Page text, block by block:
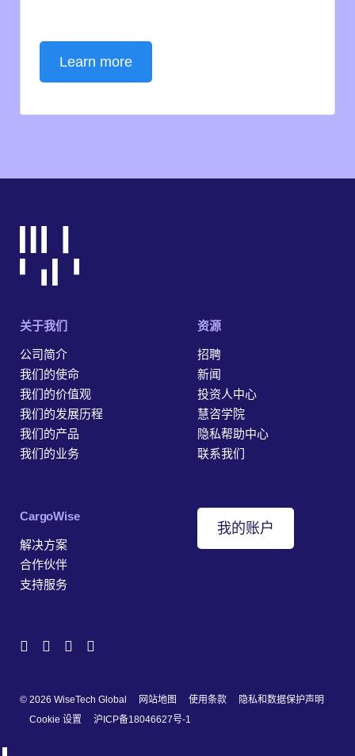
Learn more
关于我们
公司简介
我们的使命
我们的价值观
我们的发展历程
我们的产品
我们的业务
资源
招聘
新闻
投资人中心
慧咨学院
隐私帮助中心
联系我们
‎CargoWise
解决方案
合作伙伴
支持服务
我的账户
© 2026 WiseTech Global 网站地图 使用条款
隐私和数据保护声明
Cookie 设置
沪ICP备18046627号-1